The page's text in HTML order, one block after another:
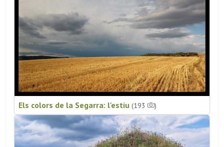
Els colors de la Segarra: l'estiu (193 )